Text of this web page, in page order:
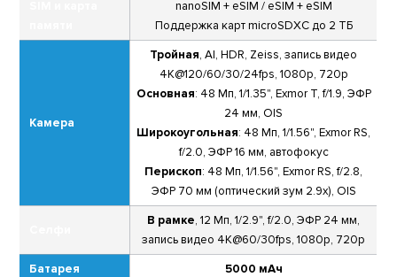
nanoSIM + eSIM / eSIM + eSIM
Поддержка карт microSDXC до 2 ТБ
Камера
Тройная, AI, HDR, Zeiss, запись видео
4K@120/60/30/24fps, 1080p, 720p
Основная: 48 Мп, 1/1.35", Exmor T, f/1.9, ЭФР
24 мм, OIS
Широкоугольная: 48 Мп, 1/1.56", Exmor RS,
f/2.0, ЭФР 16 мм, автофокус
Перископ: 48 Мп, 1/1.56", Exmor RS, f/2.8,
ЭФР 70 мм (оптический зум 2.9х), OIS
В рамке, 12 Мп, 1/2.9", f/2.0, ЭФР 24 мм,
запись видео 4K@60/30fps, 1080p, 720p
Батарея 5000 мАч